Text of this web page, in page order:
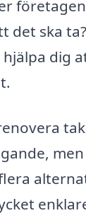
det ska
hjälpa dig